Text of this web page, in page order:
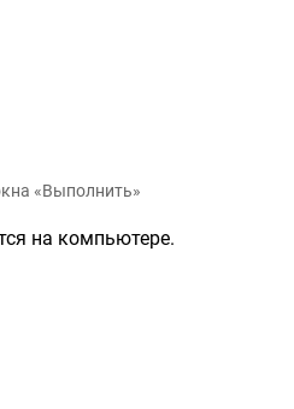
«Выполнить»
на компьютере.